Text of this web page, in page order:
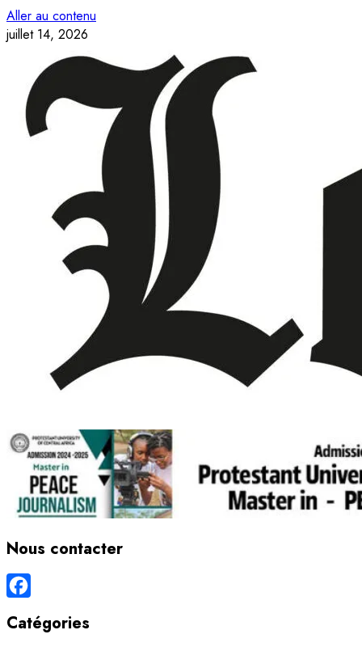
Aller au contenu
juillet 14, 2026
Nous contacter
Catégories